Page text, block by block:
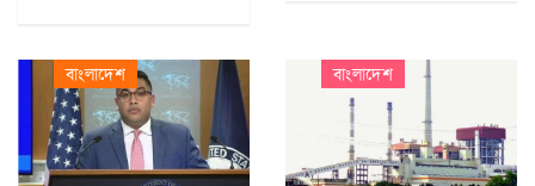
বাংলাদেশ বাংলাদেশ